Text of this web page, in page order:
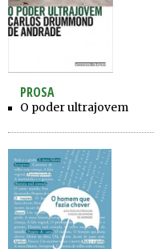
PROSA
O poder ultrajovem